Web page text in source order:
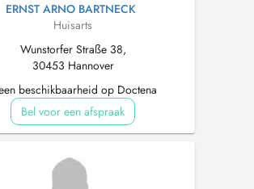
ERNST ARNO BARTNECK
Huisarts
Wunstorfer Straße 38,
30453 Hannover
beschikbaarheid op Doctena
Bel voor een afspraak